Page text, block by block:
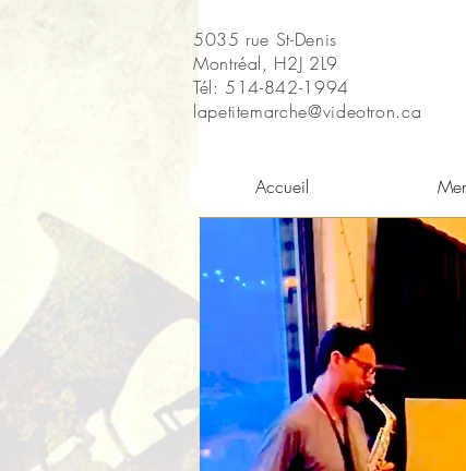
5035 rue St-Denis
Montréal, H2J 2L9
Tél: 514-842-1994
lapetitemarche@videotron.ca
Accueil